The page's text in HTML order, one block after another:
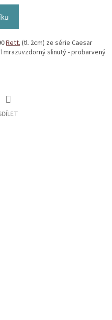
Rett.(tl. 2cm) ze série Caesar
slinutý - probarvený